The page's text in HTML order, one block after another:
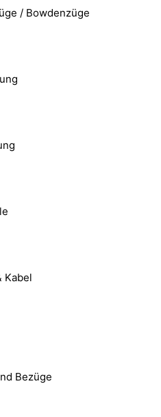
/ Bowdenzüge
Kabel
Bezüge